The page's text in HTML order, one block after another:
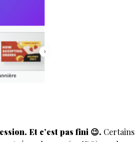
Et c’est pas fini 😉. Certains